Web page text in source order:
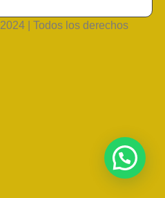
2024 | Todos los derechos